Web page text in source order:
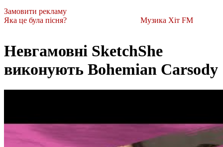
Замовити рекламу
Яка це була пісня?
Музика Хіт FM
Невгамовні SketchShe
виконують Bohemian Carsody